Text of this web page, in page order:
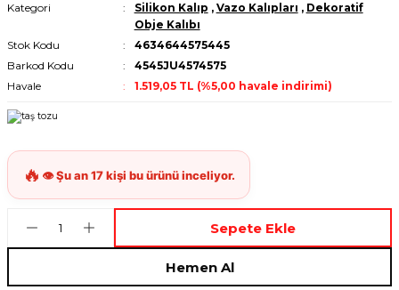
Kategori
Silikon Kalıp , Vazo Kalıpları , Dekoratif
Obje Kalıbı
Stok Kodu
4634644575445
Barkod Kodu
4545JU4574575
Havale
1.519,05 TL (%5,00 havale indirimi)
Sepete Ekle
Hemen Al